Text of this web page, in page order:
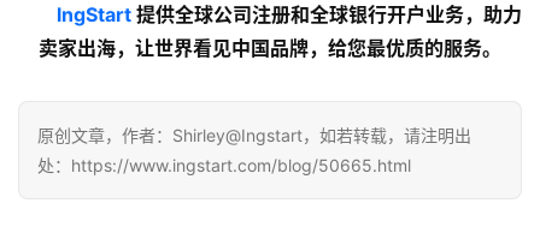
lngStart 提供全球公司注册和全球银行开户业务，助力
卖家出海，让世界看见中国品牌，给您最优质的服务。
原创文章，作者：Shirley@Ingstart，如若转载，请注明出
处：https://www.ingstart.com/blog/50665.html